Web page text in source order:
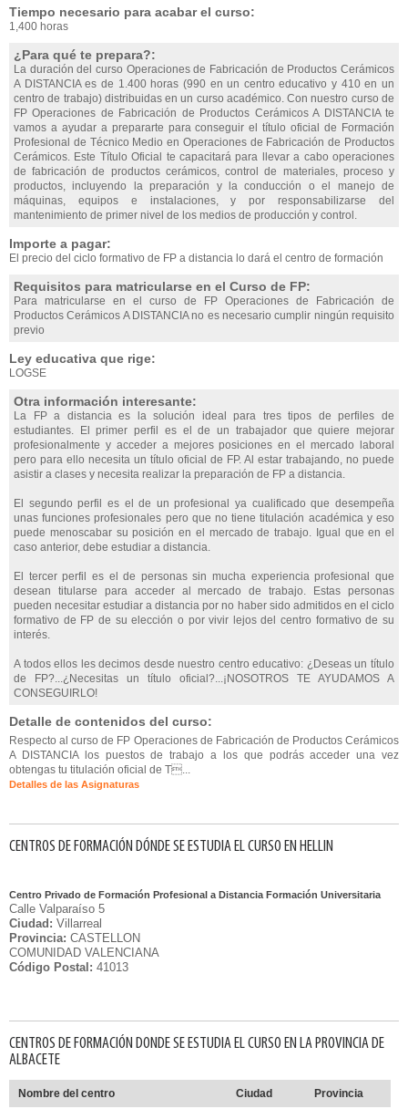
Tiempo necesario para acabar el curso:
1,400 horas
¿Para qué te prepara?:
La duración del curso Operaciones de Fabricación de Productos Cerámicos
A DISTANCIA es de 1.400 horas (990 en un centro educativo y 410 en un
centro de trabajo) distribuidas en un curso académico. Con nuestro curso de
FP Operaciones de Fabricación de Productos Cerámicos A DISTANCIA te
vamos a ayudar a prepararte para conseguir el título oficial de Formación
Profesional de Técnico Medio en Operaciones de Fabricación de Productos
Cerámicos. Este Título Oficial te capacitará para llevar a cabo operaciones
de fabricación de productos cerámicos, control de materiales, proceso y
productos, incluyendo la preparación y la conducción o el manejo de
máquinas, equipos e instalaciones, y por responsabilizarse del
mantenimiento de primer nivel de los medios de producción y control.
Importe a pagar:
El precio del ciclo formativo de FP a distancia lo dará el centro de formación
Requisitos para matricularse en el Curso de FP:
Para matricularse en el curso de FP Operaciones de Fabricación de
Productos Cerámicos A DISTANCIA no es necesario cumplir ningún requisito
previo
Ley educativa que rige:
LOGSE
Otra información interesante:
La FP a distancia es la solución ideal para tres tipos de perfiles de
estudiantes. El primer perfil es el de un trabajador que quiere mejorar
profesionalmente y acceder a mejores posiciones en el mercado laboral
pero para ello necesita un título oficial de FP. Al estar trabajando, no puede
asistir a clases y necesita realizar la preparación de FP a distancia.
El segundo perfil es el de un profesional ya cualificado que desempeña
unas funciones profesionales pero que no tiene titulación académica y eso
puede menoscabar su posición en el mercado de trabajo. Igual que en el
caso anterior, debe estudiar a distancia.
El tercer perfil es el de personas sin mucha experiencia profesional que
desean titularse para acceder al mercado de trabajo. Estas personas
pueden necesitar estudiar a distancia por no haber sido admitidos en el ciclo
formativo de FP de su elección o por vivir lejos del centro formativo de su
interés.
A todos ellos les decimos desde nuestro centro educativo: ¿Deseas un título
de FP?...¿Necesitas un título oficial?...¡NOSOTROS TE AYUDAMOS A
CONSEGUIRLO!
Detalle de contenidos del curso:
Respecto al curso de FP Operaciones de Fabricación de Productos Cerámicos
A DISTANCIA los puestos de trabajo a los que podrás acceder una vez
obtengas tu titulación oficial de T...
Detalles de las Asignaturas
CENTROS DE FORMACIÓN DÓNDE SE ESTUDIA EL CURSO EN HELLIN
Centro Privado de Formación Profesional a Distancia Formación Universitaria
Calle Valparaíso 5
Ciudad: Villarreal
Provincia: CASTELLON
COMUNIDAD VALENCIANA
Código Postal: 41013
CENTROS DE FORMACIÓN DONDE SE ESTUDIA EL CURSO EN LA PROVINCIA DE
ALBACETE
Nombre del centro Ciudad Provincia